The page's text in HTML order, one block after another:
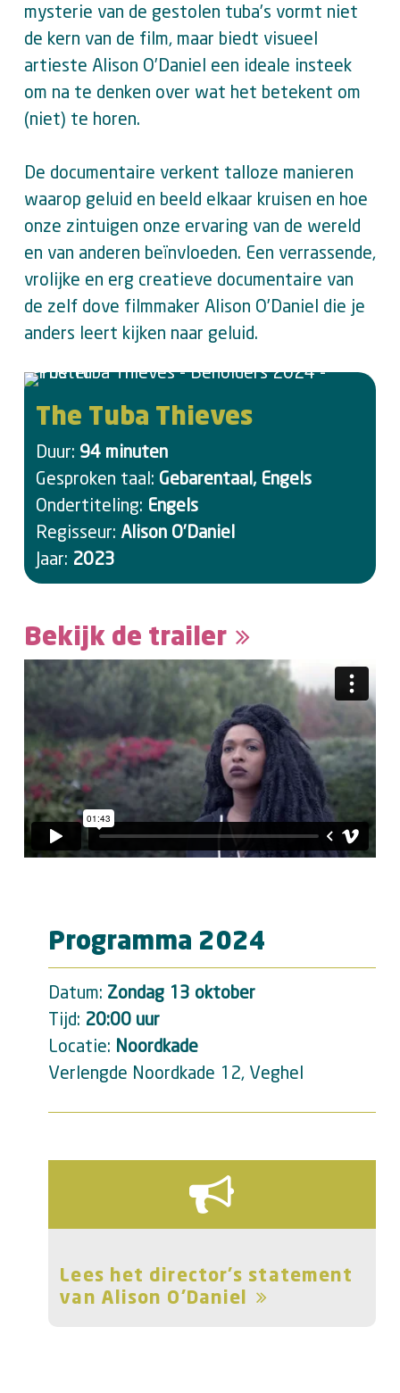
mysterie van de gestolen tuba’s vormt niet
de kern van de film, maar biedt visueel
artieste Alison O’Daniel een ideale insteek
om na te denken over wat het betekent om
(niet) te horen.
De documentaire verkent talloze manieren
waarop geluid en beeld elkaar kruisen en hoe
onze zintuigen onze ervaring van de wereld
en van anderen beïnvloeden. Een verrassende,
vrolijke en erg creatieve documentaire van
de zelf dove filmmaker Alison O’Daniel die je
anders leert kijken naar geluid.
The Tuba Thieves
Duur: 94 minuten
Gesproken taal: Gebarentaal, Engels
Ondertiteling: Engels
Regisseur: Alison O’Daniel
Jaar: 2023
Bekijk de trailer
Programma 2024
Datum: Zondag 13 oktober
Tijd: 20:00 uur
Locatie: Noordkade
Verlengde Noordkade 12, Veghel
Lees
het
Lees het director's statement
van Alison O'Daniel